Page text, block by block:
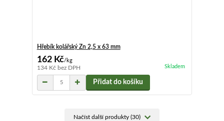
Hřebík kolářský Zn 2,5 x 63 mm
162 Kč/kg
134 Kč bez DPH Skladem
Přidat do košíku
Načíst další produkty (30)